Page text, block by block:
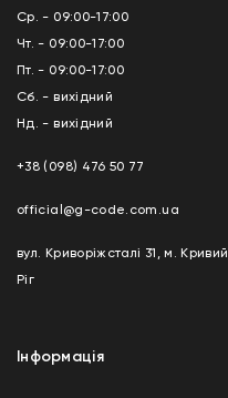
Ср. - 09:00-17:00
Чт. - 09:00-17:00
Пт. - 09:00-17:00
Сб. - вихідний
Нд. - вихідний
+38 (098) 476 50 77
official@g-code.com.ua
вул. Криворіжсталі 31, м. Кривий
Ріг
Інформація